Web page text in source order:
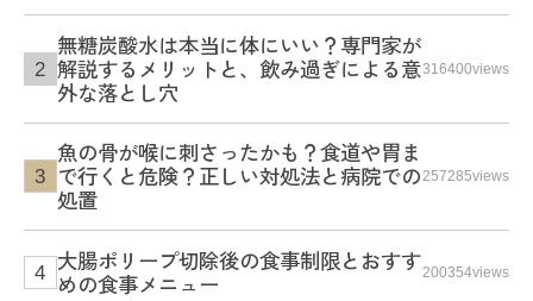
無糖炭酸水は本当に体にいい？専門家が
解説するメリットと、飲み過ぎによる意
外な落とし穴
316400views
魚の骨が喉に刺さったかも？食道や胃ま
で行くと危険？正しい対処法と病院での
処置
257285views
大腸ポリープ切除後の食事制限とおすす
めの食事メニュー
200354views